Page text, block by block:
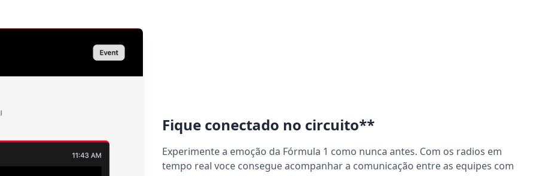
Fique conectado no circuito**
Experimente a emoção da Fórmula 1 como nunca antes. Com os radios em
tempo real voce consegue acompanhar a comunicação entre as equipes com